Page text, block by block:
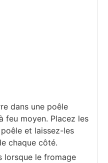
dans une poêle
feu moyen. Placez les
et laissez-les
chaque côté.
lorsque le fromage